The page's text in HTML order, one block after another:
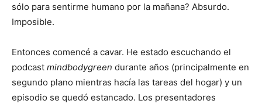
sólo para sentirme humano por la mañana? Absurdo.
Imposible.
Entonces comencé a cavar. He estado escuchando el
podcast mindbodygreen durante años (principalmente en
segundo plano mientras hacía las tareas del hogar) y un
episodio se quedó estancado. Los presentadores